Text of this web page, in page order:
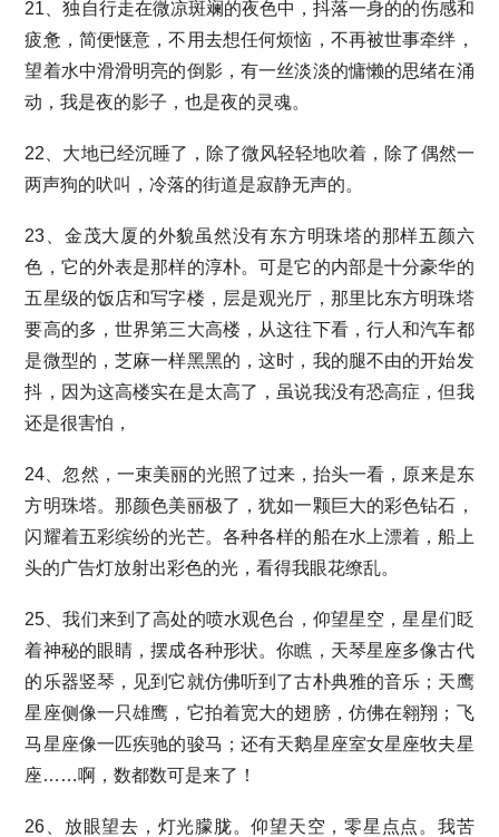
21、独自行走在微凉斑斓的夜色中，抖落一身的的伤感和
疲惫，简便惬意，不用去想任何烦恼，不再被世事牵绊，
望着水中滑滑明亮的倒影，有一丝淡淡的慵懒的思绪在涌
动，我是夜的影子，也是夜的灵魂。
22、大地已经沉睡了，除了微风轻轻地吹着，除了偶然一
两声狗的吠叫，冷落的街道是寂静无声的。
23、金茂大厦的外貌虽然没有东方明珠塔的那样五颜六
色，它的外表是那样的淳朴。可是它的内部是十分豪华的
五星级的饭店和写字楼，层是观光厅，那里比东方明珠塔
要高的多，世界第三大高楼，从这往下看，行人和汽车都
是微型的，芝麻一样黑黑的，这时，我的腿不由的开始发
抖，因为这高楼实在是太高了，虽说我没有恐高症，但我
还是很害怕，
24、忽然，一束美丽的光照了过来，抬头一看，原来是东
方明珠塔。那颜色美丽极了，犹如一颗巨大的彩色钻石，
闪耀着五彩缤纷的光芒。各种各样的船在水上漂着，船上
头的广告灯放射出彩色的光，看得我眼花缭乱。
25、我们来到了高处的喷水观色台，仰望星空，星星们眨
着神秘的眼睛，摆成各种形状。你瞧，天琴星座多像古代
的乐器竖琴，见到它就仿佛听到了古朴典雅的音乐；天鹰
星座侧像一只雄鹰，它拍着宽大的翅膀，仿佛在翱翔；飞
马星座像一匹疾驰的骏马；还有天鹅星座室女星座牧夫星
座……啊，数都数可是来了！
26、放眼望去，灯光朦胧。仰望天空，零星点点。我苦